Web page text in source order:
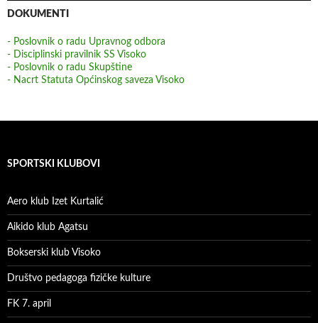
DOKUMENTI
- Poslovnik o radu Upravnog odbora
- Disciplinski pravilnik SS Visoko
- Poslovnik o radu Skupštine
- Nacrt Statuta Općinskog saveza Visoko
SPORTSKI KLUBOVI
Aero klub Izet Kurtalić
Aikido klub Agatsu
Bokserski klub Visoko
Društvo pedagoga fizičke kulture
FK 7. april